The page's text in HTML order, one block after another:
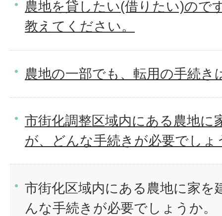
農地を貸したい(借りたい)ので
教えてください。
農地の一部でも、転用の手続き
市街化調整区域内にある農地に
が、どんな手続きが必要でしょ
市街化区域内にある農地に家を
んな手続きが必要でしょうか。